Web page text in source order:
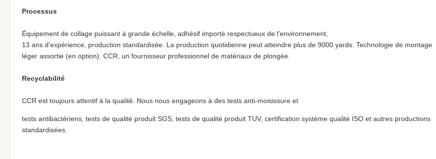
Processus
Équipement de collage puissant à grande échelle, adhésif importé respectueux de l'environnement,
13 ans d'expérience, production standardisée. La production quotidienne peut atteindre plus de 9000 yards. Technologie de montage
léger assortie (en option). CCR, un fournisseur professionnel de matériaux de plongée.
Recyclabilité
CCR est toujours attentif à la qualité. Nous nous engageons à des tests anti-moisissure et
tests antibactériens, tests de qualité produit SGS, tests de qualité produit TUV, certification système qualité ISO et autres productions
standardisées.